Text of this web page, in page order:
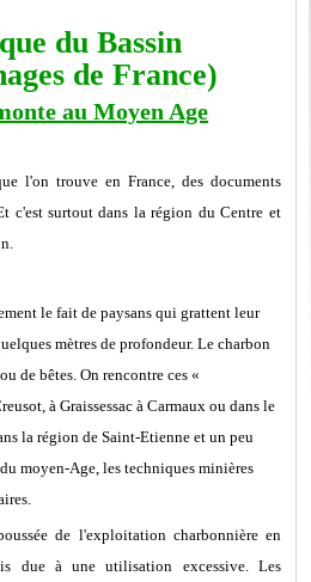
du Bassin
de France)
au Moyen Age
l'on trouve en France, des documents
c'est surtout dans la région du Centre et
le fait de paysans qui grattent leur
mètres de profondeur. Le charbon
de bêtes. On rencontre ces «
à Graissessac à Carmaux ou dans le
la région de Saint-Etienne et un peu
moyen-Age, les techniques minières
de l'exploitation charbonnière en
due à une utilisation excessive. Les